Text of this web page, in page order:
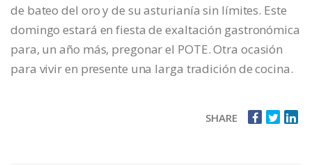
de bateo del oro y de su asturianía sin límites. Este
domingo estará en fiesta de exaltación gastronómica
para, un año más, pregonar el POTE. Otra ocasión
para vivir en presente una larga tradición de cocina.
SHARE